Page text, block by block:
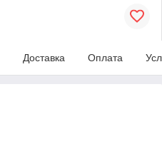
Доставка Оплата